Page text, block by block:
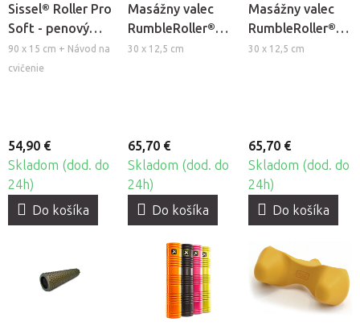
Sissel® Roller Pro
Soft - penový
valec na masáž a
cvičenie Pilates
90 x 15 cm + Návod na
cvičenie
54,90 €
Skladom (dod. do
24h)
Do košíka
Masážny valec
RumbleRoller®
Compact X-Firm
30 x 12,5 cm
65,70 €
Skladom (dod. do
24h)
Do košíka
Masážny valec
RumbleRoller®
Compact
30 x 12,5 cm
65,70 €
Skladom (dod. do
24h)
Do košíka